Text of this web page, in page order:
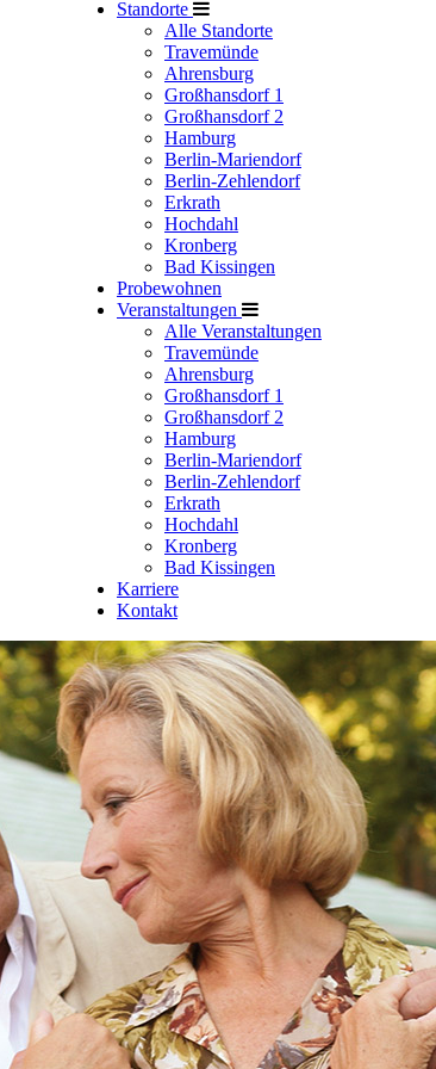
Standorte
Alle Standorte
Travemünde
Ahrensburg
Großhansdorf 1
Großhansdorf 2
Hamburg
Berlin-Mariendorf
Berlin-Zehlendorf
Erkrath
Hochdahl
Kronberg
Bad Kissingen
Probewohnen
Veranstaltungen
Alle Veranstaltungen
Travemünde
Ahrensburg
Großhansdorf 1
Großhansdorf 2
Hamburg
Berlin-Mariendorf
Berlin-Zehlendorf
Erkrath
Hochdahl
Kronberg
Bad Kissingen
Karriere
Kontakt